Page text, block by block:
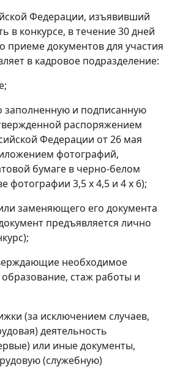
Федерации, изъявивший
в конкурсе, в течение 30 дней
приеме документов для участия
в кадровое подразделение:
заполненную и подписанную
распоряжением
Федерации от 26 мая
фотографий,
бумаге в черно-белом
фотографии 3,5 х 4,5 и 4 х 6);
заменяющего его документа
предъявляется лично
необходимое
стаж работы и
(за исключением случаев,
деятельность
или иные документы,
(служебную)